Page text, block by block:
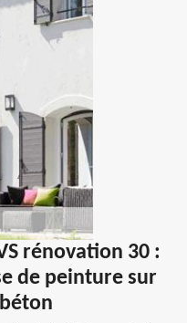
rénovation 30 :
de peinture sur